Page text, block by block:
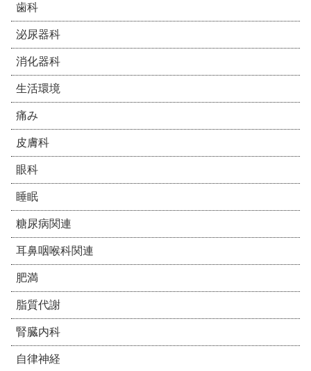
歯科
泌尿器科
消化器科
生活環境
痛み
皮膚科
眼科
睡眠
糖尿病関連
耳鼻咽喉科関連
肥満
脂質代謝
腎臓内科
自律神経